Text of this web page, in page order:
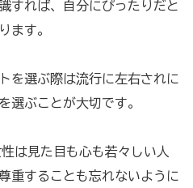
すれば、自分にぴったりだと
ます。
を選ぶ際は流行に左右されに
選ぶことが大切です。
は見た目も心も若々しい人
重することも忘れないように